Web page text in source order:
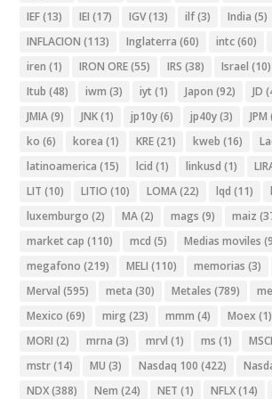
IEF(13) IEI (17) IGV(13) ilf(3) India (5)
INFLACION (113) Inglaterra (60) intc(60)
iren (1) IRON ORE(55) IRS (38) Israel (10)
Itub (48) iwm (3) iyt (1) Japon (92) JD
JMIA(9) JNK(1) jp10y(6) jp40y(3) JPM
ko (6) korea (1) KRE(21) kweb (16)
latinoamerica (15) lcid (1) linkusd (1)
LIT (10) LITIO (10) LOMA(22) lqd (11)
luxemburgo (2) MA(2) mags (9) maiz
market cap (110) mcd (5) Medias moviles
megafono (219) MELI (110) memorias (3)
Merval (595) meta (30) Metales (789)
Mexico (69) mirg (23) mmm (4) Moex (1)
MORI (2) mrna (3) mrvl (1) ms (1) MSCI
mstr(14) MU (3) Nasdaq 100 (422)
NDX(388) Nem (24) NET (1) NFLX(14)